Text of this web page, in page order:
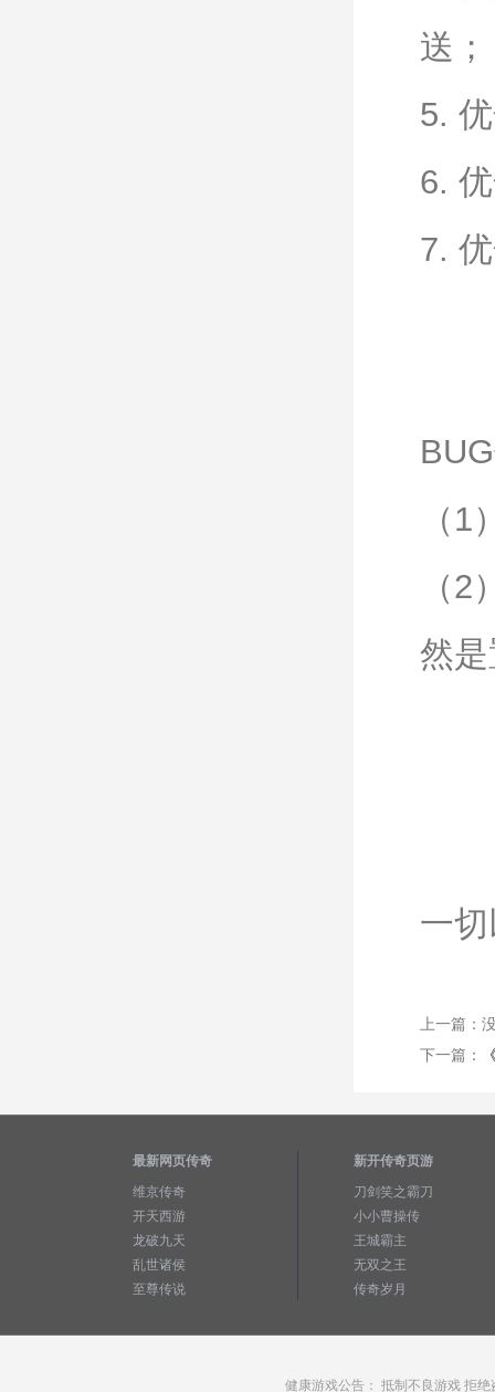
送；
5.
6.
7.
（
（
然
一
上一篇：
下一篇：
最新网页传奇
维京传奇
开天西游
龙破九天
乱世诸侯
至尊传说
新开传奇页游
刀剑笑之霸刀
小小曹操传
王城霸主
无双之王
传奇岁月
健康游戏公告： 抵制不良游戏 拒